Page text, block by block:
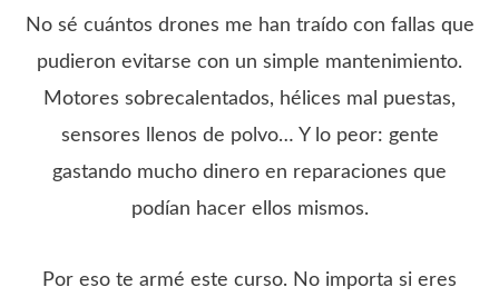
No sé cuántos drones me han traído con fallas que
pudieron evitarse con un simple mantenimiento.
Motores sobrecalentados, hélices mal puestas,
sensores llenos de polvo… Y lo peor: gente
gastando mucho dinero en reparaciones que
podían hacer ellos mismos.
Por eso te armé este curso. No importa si eres